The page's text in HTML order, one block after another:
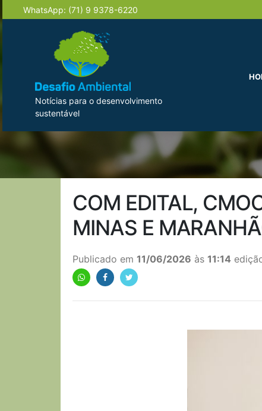
WhatsApp: (71) 9 9378-6220
Notícias para o desenvolvimento
sustentável
COM EDITAL,
MINAS E
Publicado em 11/06/2026 às 11:14